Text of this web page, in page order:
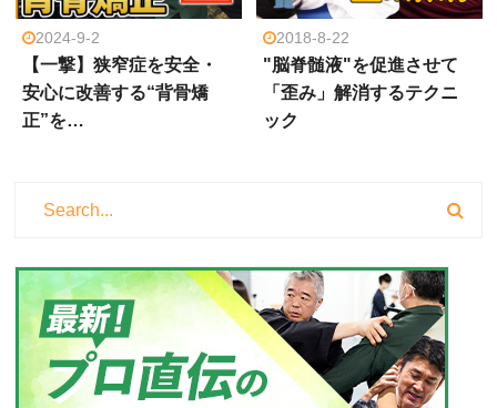
2024-9-2
【一撃】狭窄症を安全・
安心に改善する“背骨矯
正”を…
2018-8-22
"脳脊髄液"を促進させて
「歪み」解消するテクニ
ック